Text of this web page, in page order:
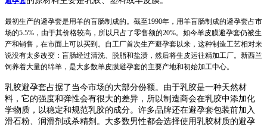
最初生产的避孕套是用羊的盲肠制成的。截至1990年，用羊盲肠制成的避孕套占市
场的5.5%，由于其价格较高，所以只占了零售额的20%。如今羊皮膜避孕套仍被生
产和销售，在市面上可以买到。自工厂首次生产避孕套以来，这种制造工艺相对来
说没有太多改变：盲肠经过清洗、脱脂和盐渍，然后将生皮运往精加工厂。新西兰
饲养着大量的绵羊，是大多数羊皮膜避孕套的主要产地和初始加工中心。
乳胶避孕套占据了当今市场的大部分份额。由于乳胶是一种天然材
料，它的强度和弹性会有很大的差异，所以制造商会在乳胶中添加化
学物质，以稳定和规范乳胶的成分。许多品牌还在避孕套包装前加入
滑石粉、润滑剂或杀精剂。大多数男性都会选择使用乳胶材质的避孕